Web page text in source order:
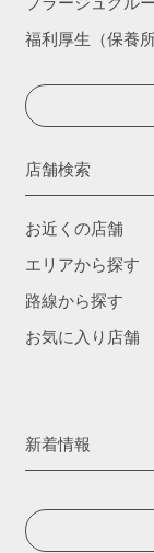
プラージュグル
福利厚生（保養所
店舗検索
お近くの店舗
エリアから探す
路線から探す
お気に入り店舗
新着情報